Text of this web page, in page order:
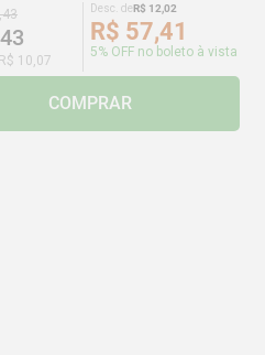
,43
43
R$ 10 07
Desc. deR$ 12 02
R$ 57,41
5% OFF no boleto à vista
COMPRAR